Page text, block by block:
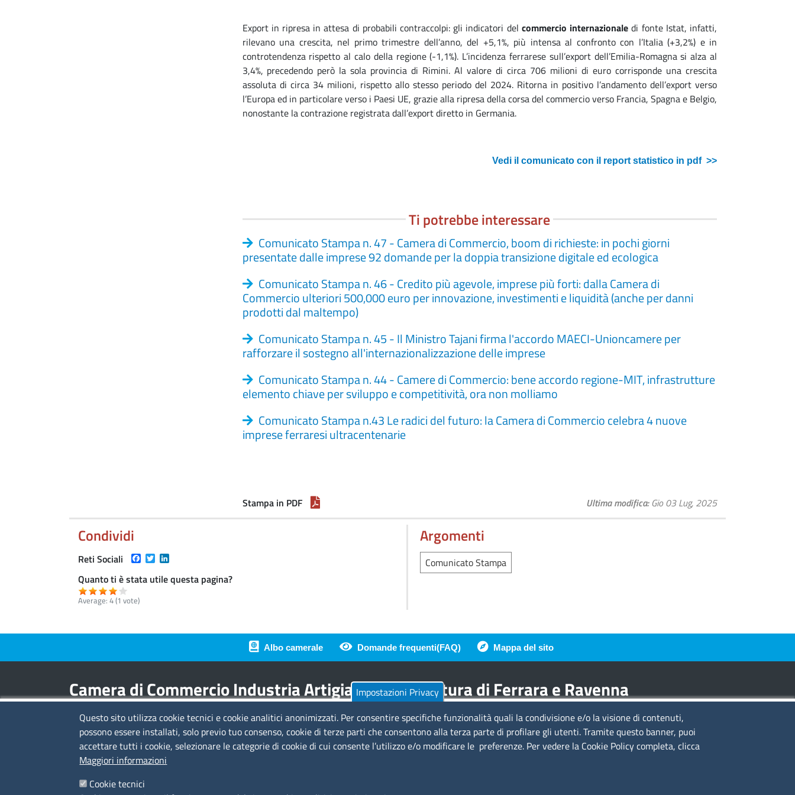
Export in ripresa in attesa di probabili contraccolpi: gli indicatori del commercio internazionale di fonte Istat, infatti,
rilevano una crescita, nel primo trimestre dell’anno, del +5,1%, più intensa al confronto con l’Italia (+3,2%) e in
controtendenza rispetto al calo della regione (-1,1%). L’incidenza ferrarese sull’export dell’Emilia-Romagna si alza al
3,4%, precedendo però la sola provincia di Rimini. Al valore di circa 706 milioni di euro corrisponde una crescita
assoluta di circa 34 milioni, rispetto allo stesso periodo del 2024. Ritorna in positivo l’andamento dell’export verso
l’Europa ed in particolare verso i Paesi UE, grazie alla ripresa della corsa del commercio verso Francia, Spagna e Belgio,
nonostante la contrazione registrata dall’export diretto in Germania.
Vedi il comunicato con il report statistico in pdf >>
Ti potrebbe interessare
Comunicato Stampa n. 47 - Camera di Commercio, boom di richieste: in pochi giorni
presentate dalle imprese 92 domande per la doppia transizione digitale ed ecologica
Comunicato Stampa n. 46 - Credito più agevole, imprese più forti: dalla Camera di
Commercio ulteriori 500,000 euro per innovazione, investimenti e liquidità (anche per danni
prodotti dal maltempo)
Comunicato Stampa n. 45 - Il Ministro Tajani firma l'accordo MAECI-Unioncamere per
rafforzare il sostegno all'internazionalizzazione delle imprese
Comunicato Stampa n. 44 - Camere di Commercio: bene accordo regione-MIT, infrastrutture
elemento chiave per sviluppo e competitività, ora non molliamo
Comunicato Stampa n.43 Le radici del futuro: la Camera di Commercio celebra 4 nuove
imprese ferraresi ultracentenarie
Stampa in PDF Ultima modifica Gio 03 Lug, 2025
Condividi
Reti Sociali Facebook
Twitter
Quanto ti è stata utile questa pagina?
Average: 4(1 vote)
Argomenti
Comunicato Stampa
Piè di pagina
Albo camerale Domande frequenti(FAQ) Mappa del sito
Camera di Commercio Industria Artigianato Agricoltura di Ferrara e Ravenna
Contatti
sede legale:viale L.C. Farini 14 - 48121 Ravenna
sede territoriale:via Borgoleoni 11 - 44121
Ferrara
C.F. e Partita Iva:02608840399
Amministrazione Trasparente
Bandi di gara
Procedimenti
Seguici su
Impostazioni Privacy
Questo sito utilizza cookie tecnici e cookie analitici anonimizzati. Per consentire specifiche funzionalità quali la condivisione e/o la visione di contenuti,
possono essere installati, solo previo tuo consenso, cookie di terze parti che consentono alla terza parte di profilare gli utenti. Tramite questo banner, puoi
accettare tutti i cookie, selezionare le categorie di cookie di cui consente l’utilizzo e/o modificare le preferenze. Per vedere la Cookie Policy completa, clicca
Maggiori informazioni
Cookie tecnici